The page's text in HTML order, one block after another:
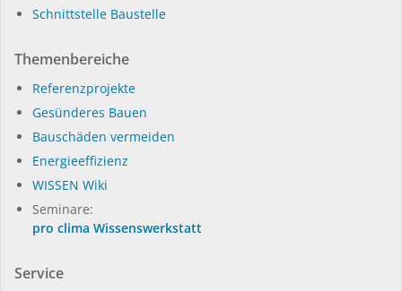
Schnittstelle Baustelle
Themenbereiche
Referenzprojekte
Gesünderes Bauen
Bauschäden vermeiden
Energieeffizienz
WISSEN Wiki
Seminare:
pro clima Wissenswerkstatt
Service